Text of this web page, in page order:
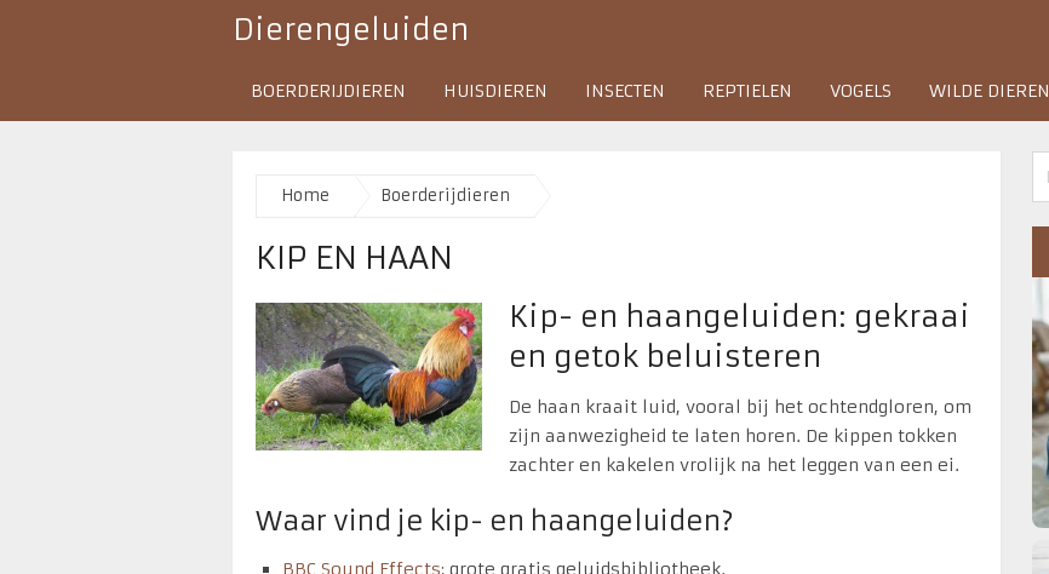
Dierengeluiden
BOERDERIJDIEREN HUISDIEREN INSECTEN REPTIELEN VOGELS WILDE DIEREN
Home Boerderijdieren
KIP EN HAAN
Kip- en haangeluiden: gekraai
en getok beluisteren
De haan kraait luid, vooral bij het ochtendgloren, om
zijn aanwezigheid te laten horen. De kippen tokken
zachter en kakelen vrolijk na het leggen van een ei.
Waar vind je kip- en haangeluiden?
BBC Sound Effects: grote gratis geluidsbibliotheek.